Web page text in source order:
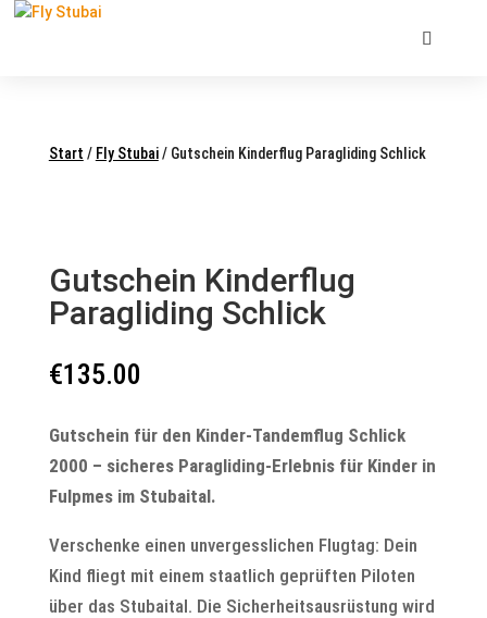
Start / Fly Stubai/ Gutschein Kinderflug Paragliding Schlick
Gutschein Kinderflug
Paragliding Schlick
€135.00
Gutschein für den Kinder-Tandemflug Schlick
2000 – sicheres Paragliding-Erlebnis für Kinder in
Fulpmes im Stubaital.
Verschenke einen unvergesslichen Flugtag: Dein
Kind fliegt mit einem staatlich geprüften Piloten
über das Stubaital. Die Sicherheitsausrüstung wird